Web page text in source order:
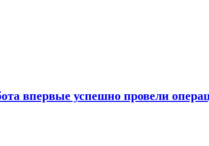
впервые успешно провели